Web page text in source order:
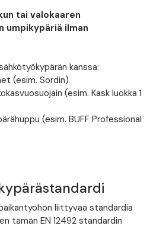
tai valokaaren
umpikypäriä ilman
kanssa:
(esim. Sordin)
(esim. Kask luokka 1
(esim. BUFF Professional
liittyvää standardia
tämän EN 12492 standardin